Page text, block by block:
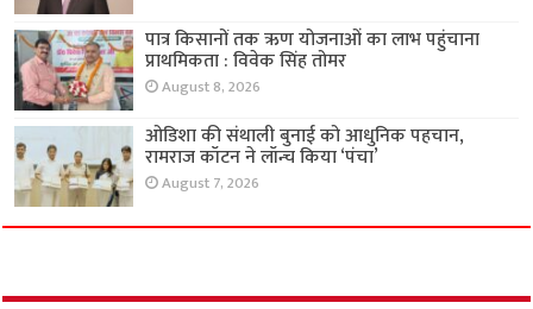
पात्र किसानों तक ऋण योजनाओं का लाभ पहुंचाना
प्राथमिकता : विवेक सिंह तोमर
August 8, 2026
ओडिशा की संथाली बुनाई को आधुनिक पहचान,
रामराज कॉटन ने लॉन्च किया ‘पंचा’
August 7, 2026